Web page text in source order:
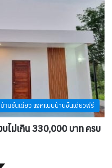
านชั้นเดียว แจกแบบบ้านชั้นเดียวฟรี
ไม่เกิน 330,000 บาท ครบ